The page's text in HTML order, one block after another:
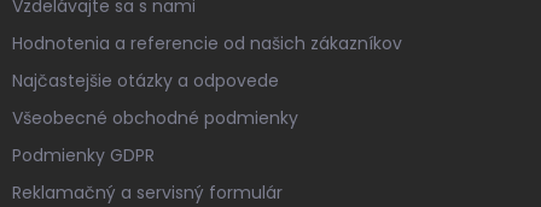
Vzdelávajte sa s nami
Hodnotenia a referencie od našich zákazníkov
Najčastejšie otázky a odpovede
Všeobecné obchodné podmienky
Podmienky GDPR
Reklamačný a servisný formulár